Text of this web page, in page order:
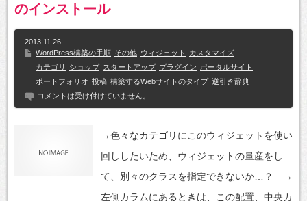
のインストール
2013.11.26
WordPress構築の手順 その他 ウィジェット
カスタマイズ
カテゴリ
ショップ スタートアップ プラグイン ポータルサイト
ポートフォリオ 投稿 構築するWebサイトのタイプ 逆引き辞典
コメントは受け付けていません。
→色々なカテゴリにこのウィジェットを使い
回ししたいため、ウィジェットの量産をし
て、別々のクラスを指定できないか…？ →
左側カラムにあるときは、この配置、中央カ